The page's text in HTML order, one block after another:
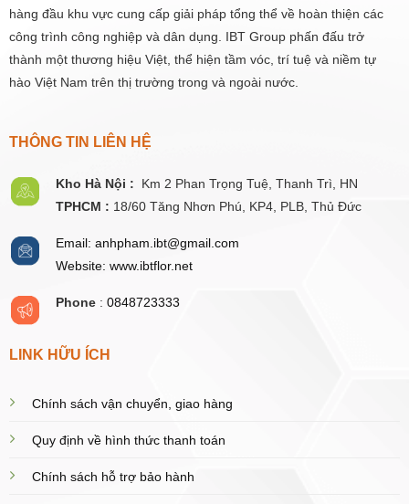
hàng đầu khu vực cung cấp giải pháp tổng thể về hoàn thiện các
công trình công nghiệp và dân dụng. IBT Group phấn đấu trở
thành một thương hiệu Việt, thể hiện tầm vóc, trí tuệ và niềm tự
hào Việt Nam trên thị trường trong và ngoài nước.
THÔNG TIN LIÊN HỆ
Kho Hà Nội : Km 2 Phan Trọng Tuệ, Thanh Trì, HN
TPHCM : 18/60 Tăng Nhơn Phú, KP4, PLB, Thủ Đức
Email: anhpham.ibt@gmail.com
Website: www.ibtflor.net
Phone: 0848723333
LINK HỮU ÍCH
Chính sách vận chuyển, giao hàng
Quy định về hình thức thanh toán
Chính sách hỗ trợ bảo hành